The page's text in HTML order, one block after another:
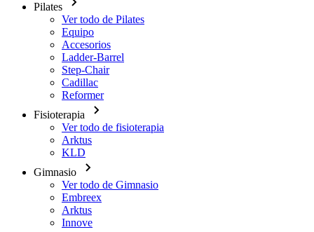
Pilates
Ver todo de Pilates
Equipo
Accesorios
Ladder-Barrel
Step-Chair
Cadillac
Reformer
Fisioterapia
Ver todo de fisioterapia
Arktus
KLD
Gimnasio
Ver todo de Gimnasio
Embreex
Arktus
Innove